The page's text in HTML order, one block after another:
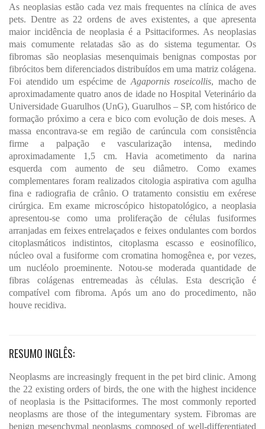
As neoplasias estão cada vez mais frequentes na clínica de aves
pets. Dentre as 22 ordens de aves existentes, a que apresenta
maior incidência de neoplasia é a Psittaciformes. As neoplasias
mais comumente relatadas são as do sistema tegumentar. Os
fibromas são neoplasias mesenquimais benignas compostas por
fibrócitos bem diferenciados distribuídos em uma matriz colágena.
Foi atendido um espécime de Agapornis roseicollis, macho de
aproximadamente quatro anos de idade no Hospital Veterinário da
Universidade Guarulhos (UnG), Guarulhos – SP, com histórico de
formação próximo a cera e bico com evolução de dois meses. A
massa encontrava-se em região de carúncula com consistência
firme a palpação e vascularização intensa, medindo
aproximadamente 1,5 cm. Havia acometimento da narina
esquerda com aumento de seu diâmetro. Como exames
complementares foram realizados citologia aspirativa com agulha
fina e radiografia de crânio. O tratamento consistiu em exérese
cirúrgica. Em exame microscópico histopatológico, a neoplasia
apresentou-se como uma proliferação de células fusiformes
arranjadas em feixes entrelaçados e feixes ondulantes com bordos
citoplasmáticos indistintos, citoplasma escasso e eosinofílico,
núcleo oval a fusiforme com cromatina homogênea e, por vezes,
um nucléolo proeminente. Notou-se moderada quantidade de
fibras colágenas entremeadas às células. Esta descrição é
compatível com fibroma. Após um ano do procedimento, não
houve recidiva.
RESUMO INGLÊS:
Neoplasms are increasingly frequent in the pet bird clinic. Among
the 22 existing orders of birds, the one with the highest incidence
of neoplasia is the Psittaciformes. The most commonly reported
neoplasms are those of the integumentary system. Fibromas are
benign mesenchymal neoplasms composed of well-differentiated